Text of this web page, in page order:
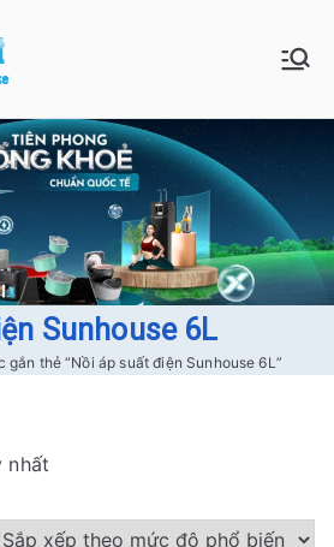
Đồ gia dụng|
Điện gia
dụng|Nhà
bếp|Điện
tại Hà nội
Bán buôn bán lẻ hàng Sunhouse
Hà Nội
Sunhouse 6L
gắn thẻ “Nồi áp suất điện Sunhouse 6L”
nhất